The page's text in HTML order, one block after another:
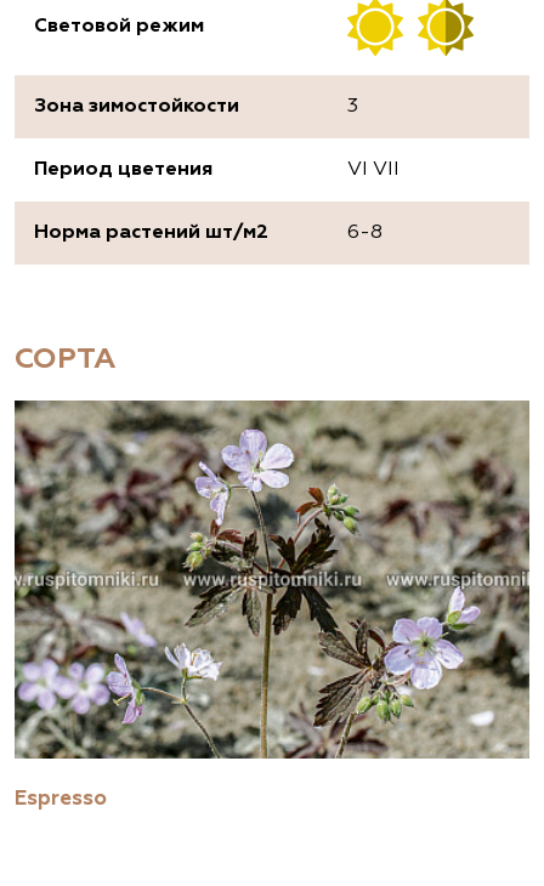
Световой режим
Зона зимостойкости 3
Период цветения VI VII
Норма растений шт/м2 6-8
СОРТА
Espresso